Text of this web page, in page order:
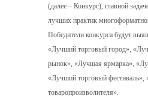
(далее – Конкурс), главной
лучших практик
Победители конкурса будут
«Лучший торговый город»,
рынок», «Лучшая ярмарка»,
«Лучший торговый
товаропроизволителя».